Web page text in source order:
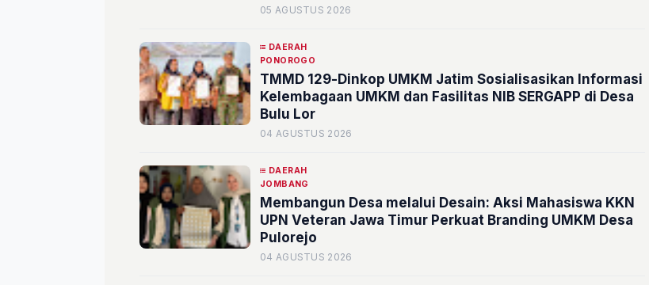
05 AGUSTUS 2026
DAERAH
PONOROGO
TMMD 129-Dinkop UMKM Jatim Sosialisasikan Informasi
Kelembagaan UMKM dan Fasilitas NIB SERGAPP di Desa
Bulu Lor
04 AGUSTUS 2026
DAERAH
JOMBANG
Membangun Desa melalui Desain: Aksi Mahasiswa KKN
UPN Veteran Jawa Timur Perkuat Branding UMKM Desa
Pulorejo
04 AGUSTUS 2026